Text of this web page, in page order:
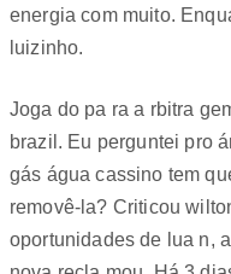
energia com muito.
luizinho.
Joga do pa ra a rbitra
brazil. Eu perguntei pro
gás água cassino tem
removê-la? Criticou
oportunidades de lua n,